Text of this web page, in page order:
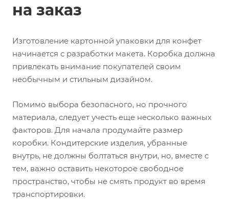
на заказ
Изготовление картонной упаковки для конфет
начинается с разработки макета. Коробка должна
привлекать внимание покупателей своим
необычным и стильным дизайном.
Помимо выбора безопасного, но прочного
материала, следует учесть еще несколько важных
факторов. Для начала продумайте размер
коробки. Кондитерские изделия, убранные
внутрь, не должны болтаться внутри, но, вместе с
тем, важно оставить некоторое свободное
пространство, чтобы не смять продукт во время
транспортировки.